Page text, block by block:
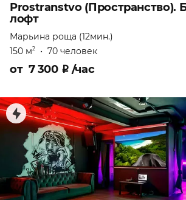
Prostranstvo (Пространство).
лофт
Марьина роща (12мин.)
150 м2 • 70 человек
от 7 300 ₽ /час